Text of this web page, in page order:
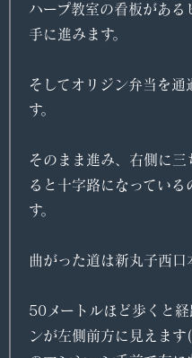
ハープ教室の看板がある
手に進みます。
そしてオリジン弁当を通
す。
そのまま進み、右側に
ると十字路になっている
す。
曲がった道は新丸子西口
50メートルほど歩くと
ンが左側前方に見えま